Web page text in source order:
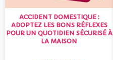
ACCIDENT DOMESTIQUE :
ADOPTEZ LES BONS RÉFLEXES
POUR UN QUOTIDIEN SÉCURISÉ À
LA MAISON